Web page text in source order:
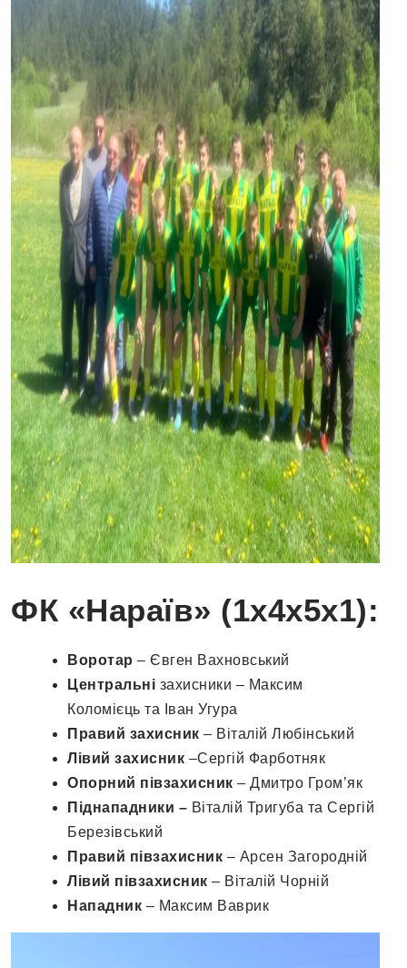
ФК «Нараїв» (1х4х5х1):
Воротар – Євген Вахновський
Центральні захисники – Максим
Коломієць та Іван Угура
Правий захисник – Віталій Любінський
Лівий захисник –Сергій Фарботняк
Опорний півзахисник – Дмитро Гром’як
Піднападники – Віталій Тригуба та Сергій
Березівський
Правий півзахисник – Арсен Загородній
Лівий півзахисник – Віталій Чорній
Нападник – Максим Ваврик